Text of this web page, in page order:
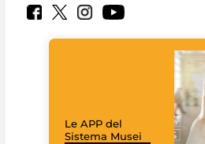
Le APP del
Sistema Musei